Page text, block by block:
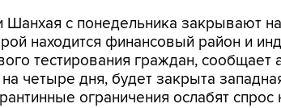
Шанхая с понедельника закрывают
находится финансовый район и
тестирования граждан,
четыре дня, будет закрыта
ограничения ослабят спрос